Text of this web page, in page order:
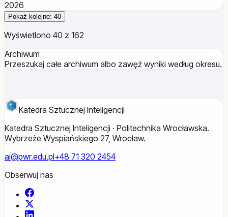
2026
Pokaż kolejne: 40
Wyświetlono 40 z 162
Archiwum
Przeszukaj całe archiwum albo zawęź wyniki według okresu.
Katedra Sztucznej Inteligencji
Katedra Sztucznej Inteligencji · Politechnika Wrocławska.
Wybrzeże Wyspiańskiego 27, Wrocław.
ai@pwr.edu.pl+48 71 320 2454
Obserwuj nas
Facebook